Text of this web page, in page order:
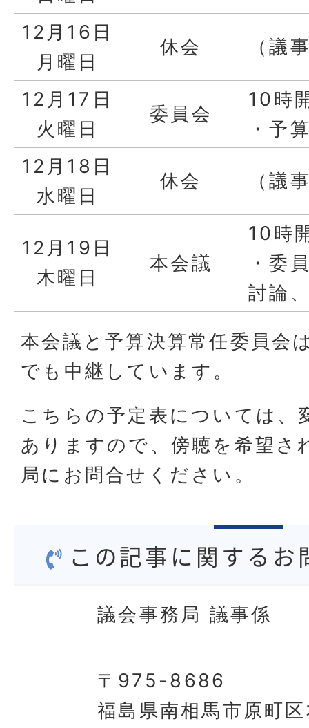
12月16日
月曜日
休会 （議
12月17日
火曜日
委員会
10時
・予
12月18日
水曜日
休会 （議
12月19日
木曜日
本会議
10時
・委
討論
本会議と予算決算常任委員会
でも中継しています。
こちらの予定表については、
ありますので、傍聴を希望さ
局にお問合せください。
この記事に関するお
議会事務局 議事係
〒975-8686
福島県南相馬市原町